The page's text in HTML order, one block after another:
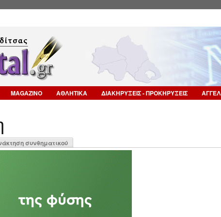
MAGAZINO ΑΘΛΗΤΙΚΑ ΔΙΑΚΗΡΥΞΕΙΣ - ΠΡΟΚΗΡΥΞΕΙΣ
συνθηματικού